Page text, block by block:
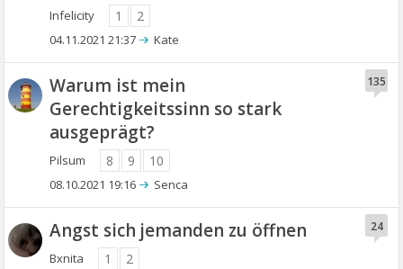
Infelicity 1 2
04.11.2021 21:37 Kate
Warum ist mein
Gerechtigkeitssinn so stark
ausgeprägt?
Pilsum 8 9 10
135
08.10.2021 19:16 Senca
Angst sich jemanden zu öffnen
Bxnita 1 2
24